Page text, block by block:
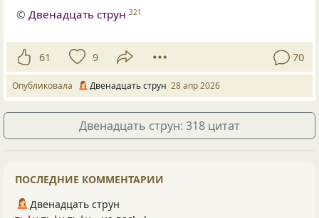
©Двенадцать струн 321
61 9 70
Опубликовала Двенадцать струн 28 апр 2026
Двенадцать струн: 318 цитат
ПОСЛЕДНИЕ КОММЕНТАРИИ
Двенадцать струн